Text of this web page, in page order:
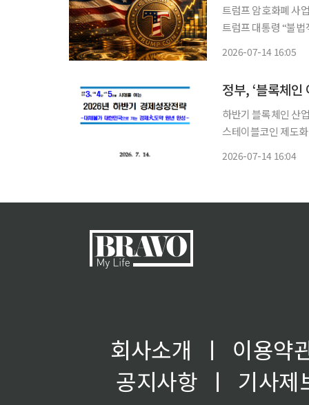
트럼프 암호화폐 사
트럼프 대통령 “불법
2026-07-14 16:05
정부, ‘블록체
하반기 블록체인 산
스테이블코인 제도
2026-07-14 16:04
회사소개 ㅣ
이용약
공지사항
ㅣ
기사제